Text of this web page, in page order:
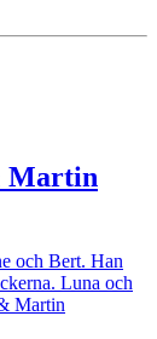
Martin
och Bert. Han
Luna och
Martin